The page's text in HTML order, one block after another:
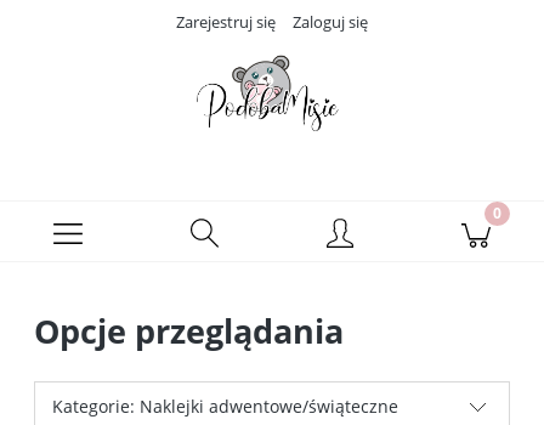
Zarejestruj się Zaloguj się
Opcje przeglądania
Kategorie: Naklejki adwentowe/świąteczne